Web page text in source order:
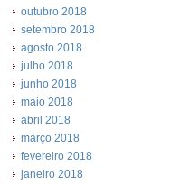
outubro 2018
setembro 2018
agosto 2018
julho 2018
junho 2018
maio 2018
abril 2018
março 2018
fevereiro 2018
janeiro 2018